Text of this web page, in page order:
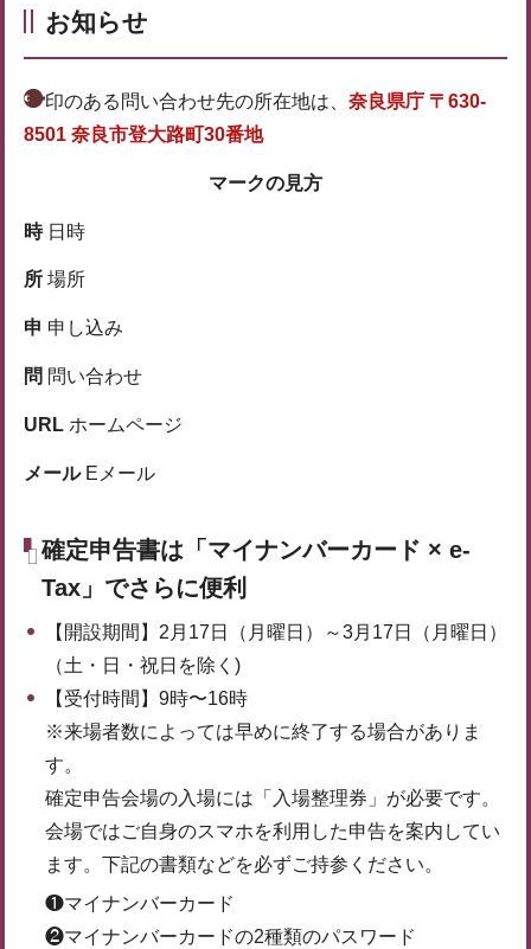
お知らせ
印のある問い合わせ先の所在地は、 奈良県庁 〒630-
8501 奈良市登大路町30番地
マークの見方
時日時
所 場所
申 申し込み
問 問い合わせ
URL ホームページ
メールEメール
確定申告書は「マイナンバーカード × e-
Tax」でさらに便利
【開設期間】2月17日（月曜日）～3月17日（月曜日）
（土・日・祝日を除く)
【受付時間】9時〜16時
※来場者数によっては早めに終了する場合がありま
す。
確定申告会場の入場には「入場整理券」が必要です。
会場ではご自身のスマホを利用した申告を案内してい
ます。下記の書類などを必ずご持参ください。
❶マイナンバーカード
❷マイナンバーカードの2種類のパスワード